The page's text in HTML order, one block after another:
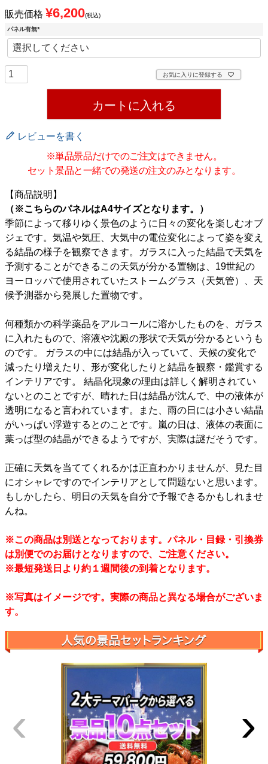
販売価格 ¥6,200 税込
パネル有無
(必
須)
お気に入りに登録する
カートに入れる
レビューを書く
※単品景品だけでのご注文はできません。
セット景品と一緒での発送の注文のみとなります。
【商品説明】
（※こちらのパネルはA4サイズとなります。）
季節によって移りゆく景色のように日々の変化を楽しむオブ
ジェです。気温や気圧、大気中の電位変化によって姿を変え
る結晶の様子を観察できます。ガラスに入った結晶で天気を
予測することができるこの天気が分かる置物は、19世紀の
ヨーロッパで使用されていたストームグラス（天気管）、天
候予測器から発展した置物です。
何種類かの科学薬品をアルコールに溶かしたものを、ガラス
に入れたもので、溶液や沈殿の形状で天気が分かるというも
のです。 ガラスの中には結晶が入っていて、天候の変化で
減ったり増えたり、形が変化したりと結晶を観察・鑑賞する
インテリアです。 結晶化現象の理由は詳しく解明されてい
ないとのことですが、晴れた日は結晶が沈んで、中の液体が
透明になると言われています。また、雨の日には小さい結晶
がいっぱい浮遊するとのことです。嵐の日は、液体の表面に
葉っぱ型の結晶ができるようですが、実際は謎だそうです。
正確に天気を当ててくれるかは正直わかりませんが、見た目
にオシャレですのでインテリアとして問題ないと思います。
もしかしたら、明日の天気を自分で予報できるかもしれませ
んね。
※この商品は別送となっております。パネル・目録・引換券
は別便でのお届けとなりますので、ご注意ください。
※最短発送日より約１週間後の到着となります。
※写真はイメージです。実際の商品と異なる場合がございま
す。
‹ ›